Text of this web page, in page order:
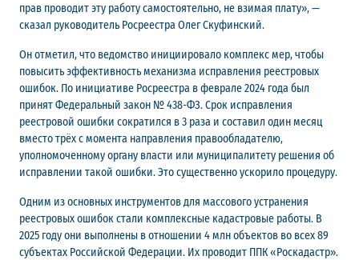
прав проводит эту работу самостоятельно, не взимая плату», —
сказал руководитель Росреестра Олег Скуфинский.
Он отметил, что ведомство инициировало комплекс мер, чтобы
повысить эффективность механизма исправления реестровых
ошибок. По инициативе Росреестра в феврале 2024 года был
принят Федеральный закон № 438-ФЗ. Срок исправления
реестровой ошибки сократился в 3 раза и составил один месяц
вместо трёх с момента направления правообладателю,
уполномоченному органу власти или муниципалитету решения об
исправлении такой ошибки. Это существенно ускорило процедуру.
Одним из основных инструментов для массового устранения
реестровых ошибок стали комплексные кадастровые работы. В
2025 году они выполнены в отношении 4 млн объектов во всех 89
субъектах Российской Федерации. Их проводит ППК «Роскадастр».